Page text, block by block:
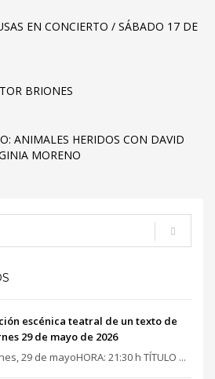
EN CONCIERTO / SÁBADO 17 DE
BRIONES
ANIMALES HERIDOS CON DAVID
MORENO
escénica teatral de un texto de
29 de mayo de 2026
29 de mayoHORA: 21:30 h TÍTULO ...